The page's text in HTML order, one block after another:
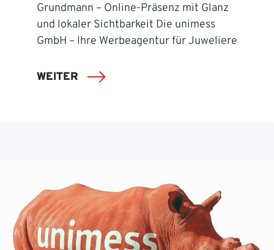
Grundmann – Online-Präsenz mit Glanz
und lokaler Sichtbarkeit Die unimess
GmbH – Ihre Werbeagentur für Juweliere
WEITER